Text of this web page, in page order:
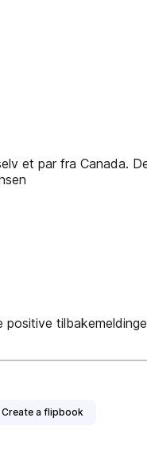
et par fra Canada.
Create a flipbook